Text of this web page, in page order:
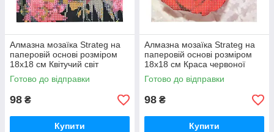
Алмазна мозаїка Strateg на
паперовій основі розміром
18х18 см Квітучий світ
екзотичної краси (JUB14393)
Готово до відправки
98 ₴
Купити
Алмазна мозаїка Strateg на
паперовій основі розміром
18х18 см Краса червоної
троянди (JUB20601)
Готово до відправки
98 ₴
Купити